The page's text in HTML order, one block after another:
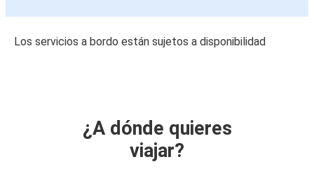
Los servicios a bordo están sujetos a disponibilidad
¿A dónde quieres
viajar?